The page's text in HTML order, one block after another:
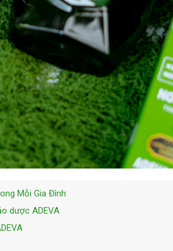
Mỗi Gia Đình
dược ADEVA